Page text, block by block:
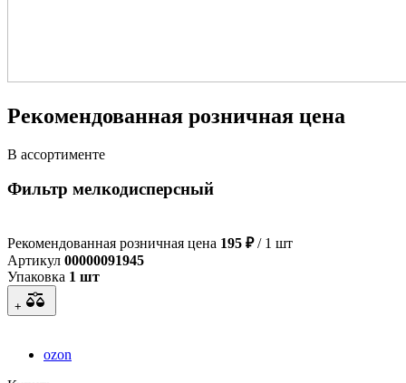
Рекомендованная розничная цена
В ассортименте
Фильтр мелкодисперсный
Рекомендованная розничная цена 195 ₽/ 1 шт
Артикул 00000091945
Упаковка 1 шт
+
ozon